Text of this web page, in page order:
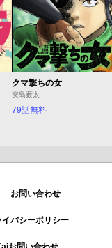
クマ撃ちの女
安島薮太
79話無料
お問い合わせ
イバシーポリシー